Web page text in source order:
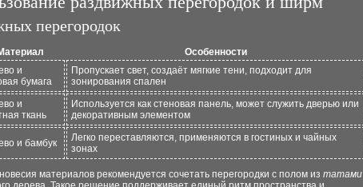
перегородок
Особенности
и
бумага
Пропускает свет, создаёт мягкие тени, подходит для
зонирования спален
и
ткань
Используется как стеновая панель, может служить дверью или
декоративным элементом
и бамбук
Легко переставляются, применяются в гостиных и чайных
зонах
материалов рекомендуется сочетать перегородки с полом из татами